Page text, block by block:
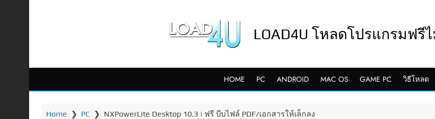
LOAD4U โหลดโปรแกรมฟรี
HOME PC ANDROID MAC OS GAME PC วิธีโหลด
Home ❯ PC❯ NXPowerLite Desktop 10.3 | ฟรี บีบไฟล์ PDF/เอกสารให้เล็กลง